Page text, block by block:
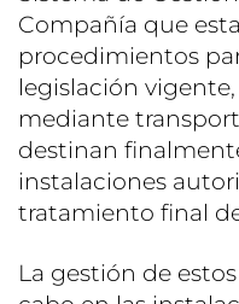
Compañía que
procedimientos
legislación
mediante
destinan
instalaciones
tratamiento final
La gestión de